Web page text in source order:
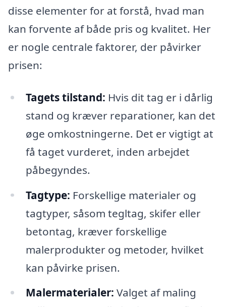
disse elementer for at forstå, hvad man
kan forvente af både pris og kvalitet. Her
er nogle centrale faktorer, der påvirker
prisen:
Tagets tilstand: Hvis dit tag er i dårlig
stand og kræver reparationer, kan det
øge omkostningerne. Det er vigtigt at
få taget vurderet, inden arbejdet
påbegyndes.
Tagtype: Forskellige materialer og
tagtyper, såsom tegltag, skifer eller
betontag, kræver forskellige
malerprodukter og metoder, hvilket
kan påvirke prisen.
Malermaterialer: Valget af maling